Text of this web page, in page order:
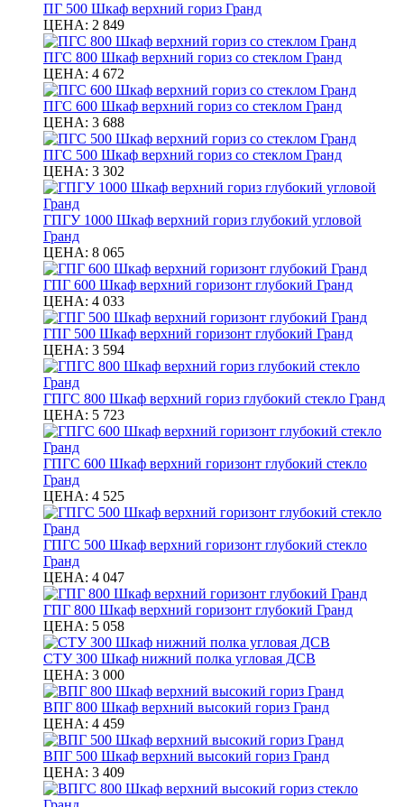
ПГ 500 Шкаф верхний гориз Гранд
ЦЕНА: 2 849
ПГС 800 Шкаф верхний гориз со стеклом Гранд
ЦЕНА: 4 672
ПГС 600 Шкаф верхний гориз со стеклом Гранд
ЦЕНА: 3 688
ПГС 500 Шкаф верхний гориз со стеклом Гранд
ЦЕНА: 3 302
ГПГУ 1000 Шкаф верхний гориз глубокий угловой
Гранд
ЦЕНА: 8 065
ГПГ 600 Шкаф верхний горизонт глубокий Гранд
ЦЕНА: 4 033
ГПГ 500 Шкаф верхний горизонт глубокий Гранд
ЦЕНА: 3 594
ГПГС 800 Шкаф верхний гориз глубокий стекло Гранд
ЦЕНА: 5 723
ГПГС 600 Шкаф верхний горизонт глубокий стекло
Гранд
ЦЕНА: 4 525
ГПГС 500 Шкаф верхний горизонт глубокий стекло
Гранд
ЦЕНА: 4 047
ГПГ 800 Шкаф верхний горизонт глубокий Гранд
ЦЕНА: 5 058
СТУ 300 Шкаф нижний полка угловая ДСВ
ЦЕНА: 3 000
ВПГ 800 Шкаф верхний высокий гориз Гранд
ЦЕНА: 4 459
ВПГ 500 Шкаф верхний высокий гориз Гранд
ЦЕНА: 3 409